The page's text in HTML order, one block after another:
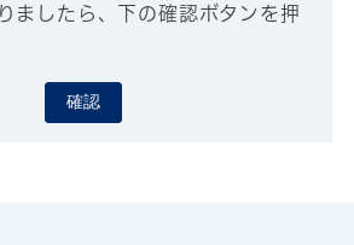
ましたら、下の確認ボタンを押
確認